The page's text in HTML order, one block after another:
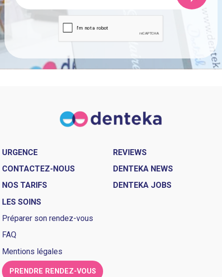
URGENCE
CONTACTEZ-NOUS
NOS TARIFS
LES SOINS
REVIEWS
DENTEKA NEWS
DENTEKA JOBS
Préparer son rendez-vous
FAQ
Mentions légales
PRENDRE RENDEZ-VOUS